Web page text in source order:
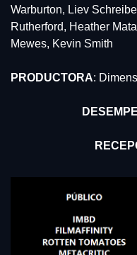
Warburton, Liev
Rutherford, Heather
Mewes, Kevin Smith
PRODUCTORA: